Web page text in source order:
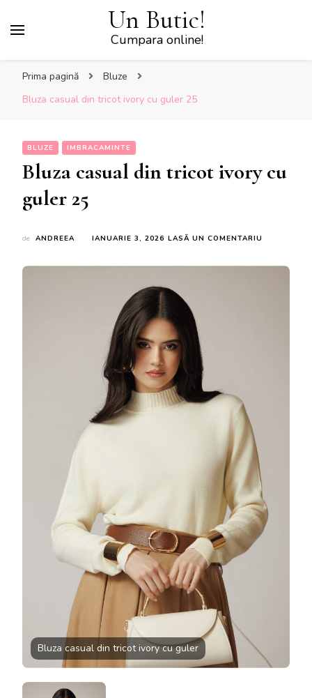
Un Butic!
Cumpara online!
Prima pagină
Bluze
Bluza casual din tricot ivory cu guler 25
BLUZE IMBRACAMINTE
Bluza casual din tricot ivory cu
guler 25
de ANDREEA IANUARIE 3, 2026 LASĂ UN COMENTARIU
Bluza casual din tricot ivory cu guler